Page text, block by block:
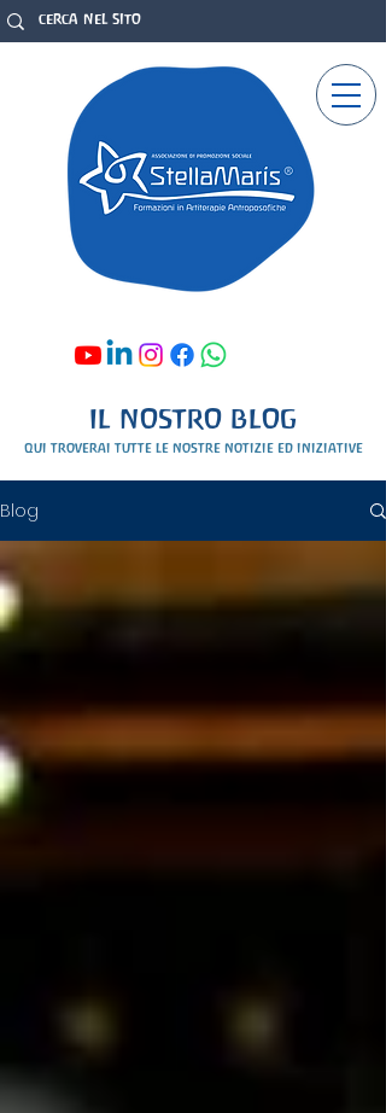
IL NOSTRO BLOG
qui troverai tutte le nostre notizie ed iniziative
Blog